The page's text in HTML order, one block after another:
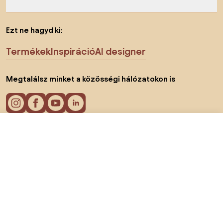
Ezt ne hagyd ki:
TermékekInspirációAI designer
Megtalálsz minket a közösségi hálózatokon is